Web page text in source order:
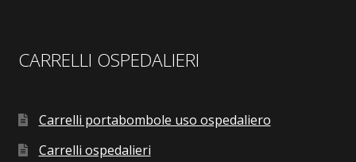
CARRELLI OSPEDALIERI
Carrelli portabombole uso ospedaliero
Carrelli ospedalieri